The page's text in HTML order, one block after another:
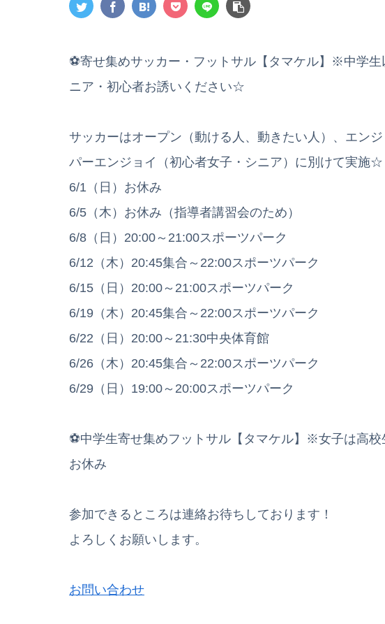
⚽寄せ集めサッカー・フットサル【タマケル】※中学
ニア・初心者お誘いください☆
サッカーはオープン（動ける人、動きたい人）、エン
パーエンジョイ（初心者女子・シニア）に別けて実施☆
6/1（日）お休み
6/5（木）お休み（指導者講習会のため）
6/8（日）20:00～21:00スポーツパーク
6/12（木）20:45集合～22:00スポーツパーク
6/15（日）20:00～21:00スポーツパーク
6/19（木）20:45集合～22:00スポーツパーク
6/22（日）20:00～21:30中央体育館
6/26（木）20:45集合～22:00スポーツパーク
6/29（日）19:00～20:00スポーツパーク
⚽中学生寄せ集めフットサル【タマケル】※女子は高校
お休み
参加できるところは連絡お待ちしております！
よろしくお願いします。
お問い合わせ